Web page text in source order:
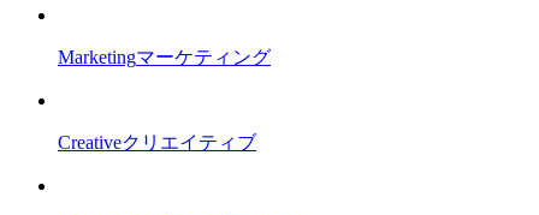
Marketingマーケティング
Creativeクリエイティブ